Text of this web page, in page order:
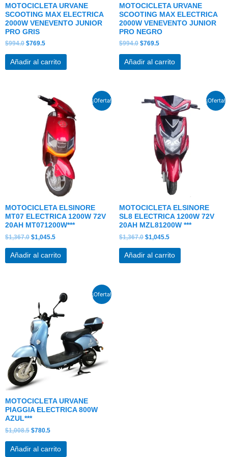
MOTOCICLETA URVANE
SCOOTING MAX ELECTRICA
2000W VENEVENTO JUNIOR
PRO GRIS
$994.0 $769.5
Añadir al carrito
MOTOCICLETA URVANE
SCOOTING MAX ELECTRICA
2000W VENEVENTO JUNIOR
PRO NEGRO
$994.0 $769.5
Añadir al carrito
¡Oferta!
MOTOCICLETA ELSINORE
MT07 ELECTRICA 1200W 72V
20AH MT071200W***
$1,367.0
precio
original
$1,367.0.
$1,045.5
El
precio
actual
es:
$1,045.5.
Añadir al carrito
¡Oferta!
MOTOCICLETA ELSINORE
SL8 ELECTRICA 1200W 72V
20AH MZL81200W ***
$1,367.0
El
precio
original
era:
$1,367.0.
$1,045.5
El
precio
actual
es:
$1,045.5.
Añadir al carrito
¡Oferta!
MOTOCICLETA URVANE
PIAGGIA ELECTRICA 800W
AZUL***
$1,008.5
original
era:
$1,008.5.
$780.5
precio
actual
es:
$780.5.
Añadir al carrito